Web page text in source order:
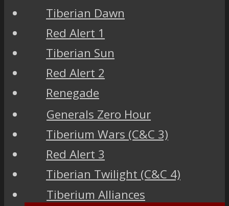
Tiberian Dawn
Red Alert 1
Tiberian Sun
Red Alert 2
Renegade
Generals Zero Hour
Tiberium Wars (C&C 3)
Red Alert 3
Tiberian Twilight (C&C 4)
Tiberium Alliances